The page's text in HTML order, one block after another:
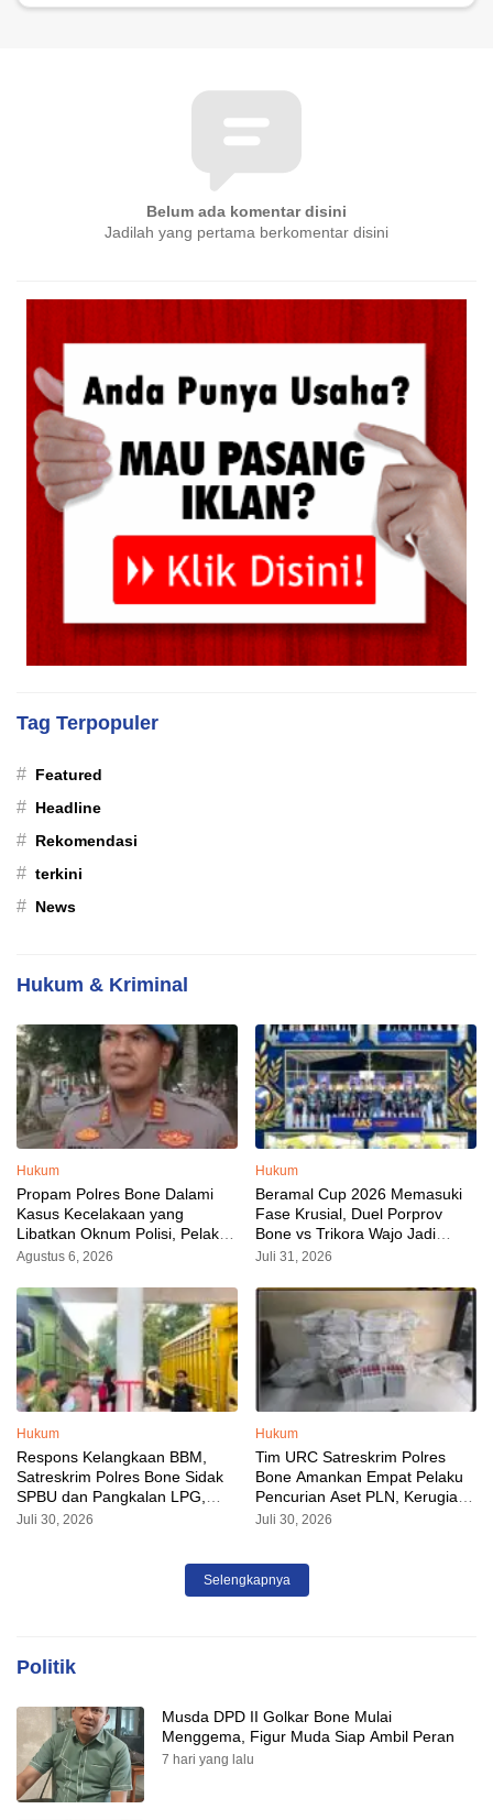
Belum ada komentar disini
Jadilah yang pertama berkomentar disini
Tag Terpopuler
# Featured
# Headline
# Rekomendasi
# terkini
# News
Hukum & Kriminal
Hukum
Propam Polres Bone Dalami
Kasus Kecelakaan yang
Libatkan Oknum Polisi, Pelaku
Sudah Diamankan
Agustus 6, 2026
Hukum
Beramal Cup 2026 Memasuki
Fase Krusial, Duel Porprov
Bone vs Trikora Wajo Jadi
Sorotan Malam Ini
Juli 31, 2026
Hukum
Respons Kelangkaan BBM,
Satreskrim Polres Bone Sidak
SPBU dan Pangkalan LPG,
AKP Alvin Aji Imbau Pengelola
Juli 30, 2026
Hukum
Tim URC Satreskrim Polres
Bone Amankan Empat Pelaku
Pencurian Aset PLN, Kerugian
Ditaksir Capai Rp 3 Milyar
Juli 30, 2026
Selengkapnya
Politik
Musda DPD II Golkar Bone Mulai
Menggema, Figur Muda Siap Ambil Peran
7 hari yang lalu